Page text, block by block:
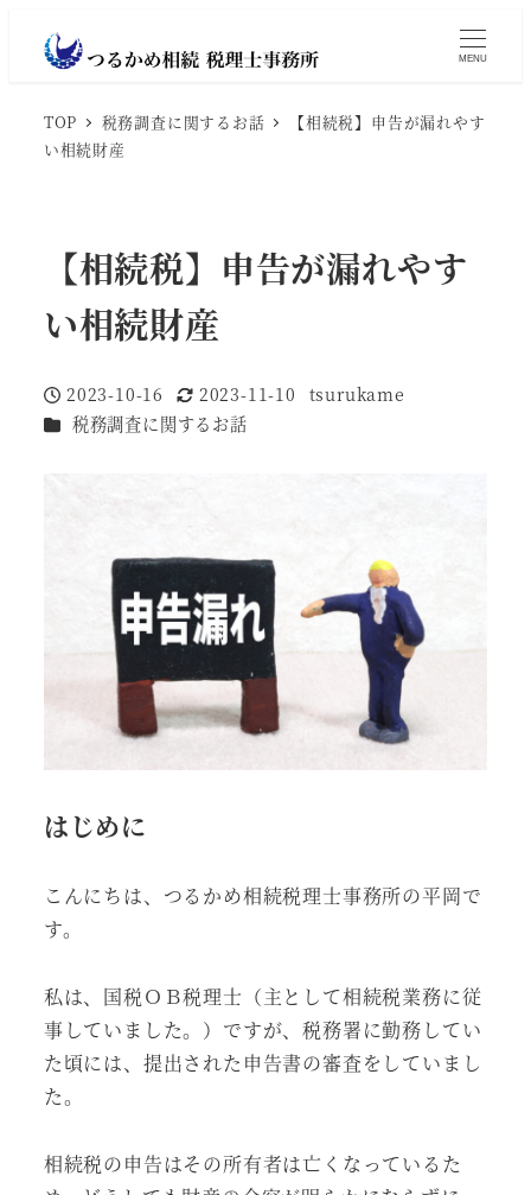
MENU
TOP 税務調査に関するお話
【相続税】申告が漏れやす
い相続財産
【相続税】申告が漏れやす
い相続財産
投稿日
2023-10-16
更新日
2023-11-10
著
tsurukame
カテゴリー
税務調査に関するお話
はじめに
こんにちは、つるかめ相続税理士事務所の平岡で
す。
私は、国税ＯＢ税理士（主として相続税業務に従
事していました。）ですが、税務署に勤務してい
た頃には、提出された申告書の審査をしていまし
た。
相続税の申告はその所有者は亡くなっているた